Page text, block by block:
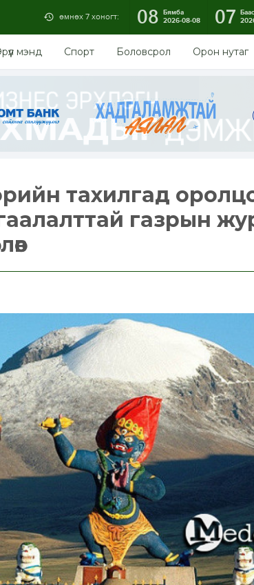
өмнөх 7 хоногт: 08 Бямба
2026-08-08
07
мэнд Спорт Боловсрол Орон нутаг
тахилгад
газрын